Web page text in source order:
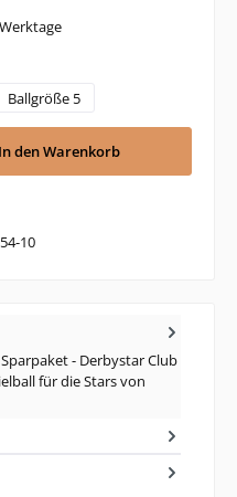
Ballgröße 5
In den Warenkorb
10
- Derbystar Club
für die Stars von